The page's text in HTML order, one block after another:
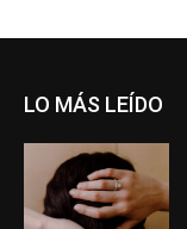
LO MÁS LEÍDO